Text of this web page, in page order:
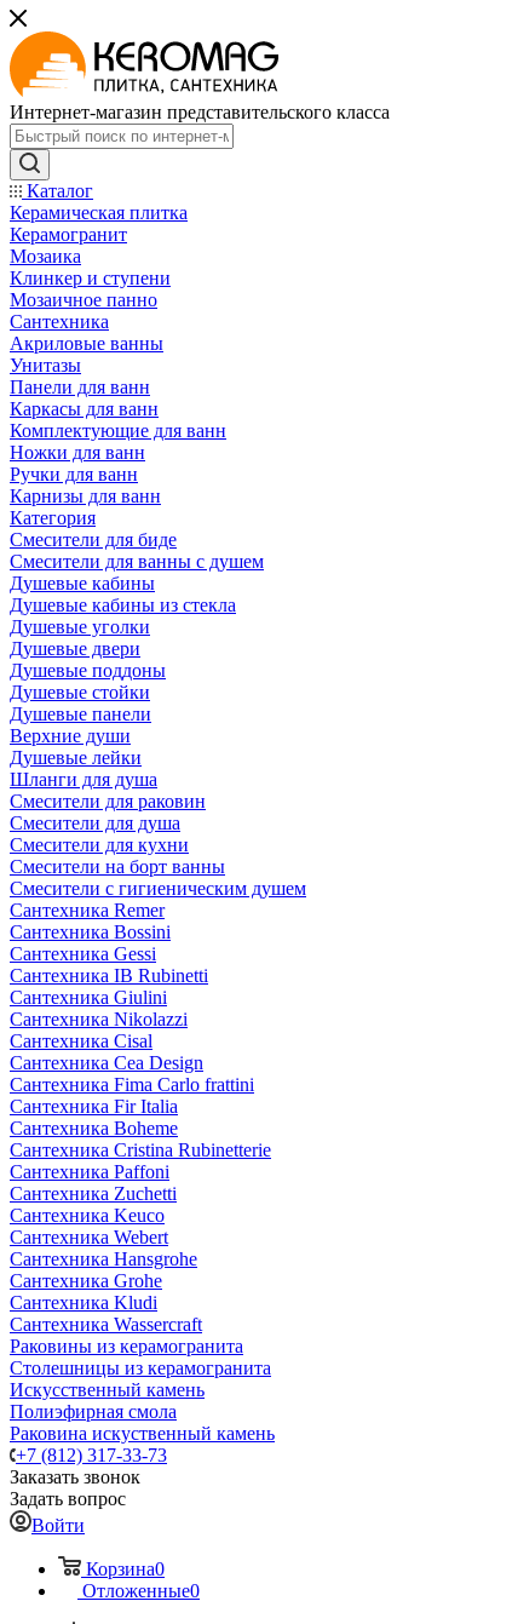
Интернет-магазин представительского класса
Каталог
Керамическая плитка
Керамогранит
Мозаика
Клинкер и ступени
Мозаичное панно
Сантехника
Акриловые ванны
Унитазы
Панели для ванн
Каркасы для ванн
Комплектующие для ванн
Ножки для ванн
Ручки для ванн
Карнизы для ванн
Категория
Смесители для биде
Смесители для ванны с душем
Душевые кабины
Душевые кабины из стекла
Душевые уголки
Душевые двери
Душевые поддоны
Душевые стойки
Душевые панели
Верхние души
Душевые лейки
Шланги для душа
Смесители для раковин
Смесители для душа
Смесители для кухни
Смесители на борт ванны
Смесители с гигиеническим душем
Сантехника Remer
Сантехника Bossini
Сантехника Gessi
Сантехника IB Rubinetti
Сантехника Giulini
Сантехника Nikolazzi
Сантехника Cisal
Сантехника Cea Design
Сантехника Fima Carlo frattini
Сантехника Fir Italia
Сантехника Boheme
Сантехника Cristina Rubinetterie
Сантехника Paffoni
Сантехника Zuchetti
Сантехника Keuco
Сантехника Webert
Сантехника Hansgrohe
Сантехника Grohe
Сантехника Kludi
Сантехника Wassercraft
Раковины из керамогранита
Столешницы из керамогранита
Искусственный камень
Полиэфирная смола
Раковина искуственный камень
+7 (812) 317-33-73
Заказать звонок
Задать вопрос
Войти
Корзина0
Отложенные0